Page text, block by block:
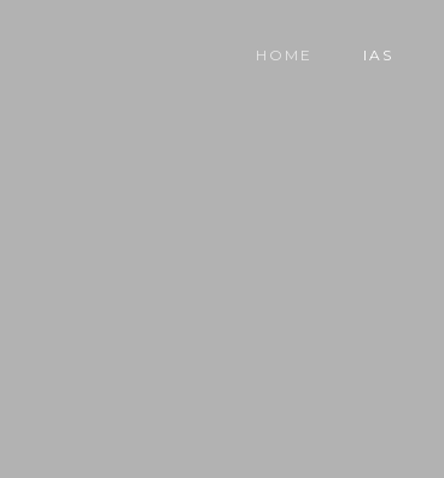
HOME IAS